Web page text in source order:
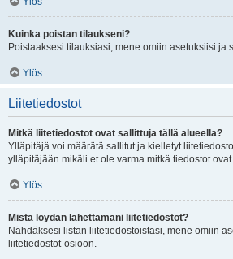
Kuinka poistan tilaukseni?
Poistaaksesi tilauksiasi, mene omiin asetuksiisi ja
Ylös
Liitetiedostot
Mitkä liitetiedostot ovat sallittuja tällä alueella?
Ylläpitäjä voi määrätä sallitut ja kielletyt
ylläpitäjään mikäli et ole varma mitkä tiedostot
Ylös
Mistä löydän lähettämäni liitetiedostot?
Nähdäksesi listan liitetiedostoistasi, mene omiin
liitetiedostot-osioon.